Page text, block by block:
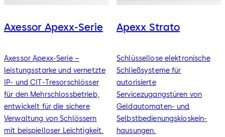
Axessor Apexx-Serie
Axessor Apexx-Serie –
leistungsstarke und vernetzte
IP- und CIT-Tresorschlösser
für den Mehrschlossbetrieb,
entwickelt für die sichere
Verwaltung von Schlössern
mit beispielloser Leichtigkeit.
Apexx Strato
Schlüssellose elektronische
Schließsysteme für
autorisierte
Servicezugangstüren von
Geldautomaten- und
Selbstbedienungskioskein­
hausungen.